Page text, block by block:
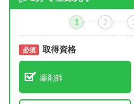
1 2
必須 取得資格
薬剤師